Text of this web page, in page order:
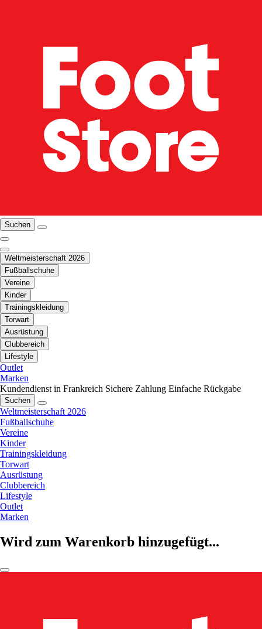
Suchen
Weltmeisterschaft 2026
Fußballschuhe
Vereine
Kinder
Trainingskleidung
Torwart
Ausrüstung
Clubbereich
Lifestyle
Outlet
Marken
Kundendienst in Frankreich Sichere Zahlung Einfache Rückgabe
Suchen
Weltmeisterschaft 2026
Fußballschuhe
Vereine
Kinder
Trainingskleidung
Torwart
Ausrüstung
Clubbereich
Lifestyle
Outlet
Marken
Wird zum Warenkorb hinzugefügt...